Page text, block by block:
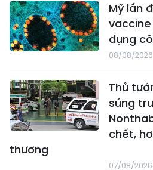
Mỹ lần
dụng
08/08/
Thủ
súng
chết,
thương
07/08/2026